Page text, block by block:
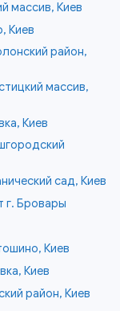
массив, Киев
Киев
район,
массив,
Киев
сад, Киев
г. Бровары
Киев
Киев
район, Киев